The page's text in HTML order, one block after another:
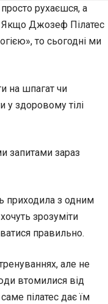
рухаєшся, а
Якщо Джозеф Пілатес
то сьогодні ми
на шпагат чи
у здоровому тілі
запитами зараз
приходила з одним
зрозуміти
правильно.
але не
втомилися від
пілатес дає їм